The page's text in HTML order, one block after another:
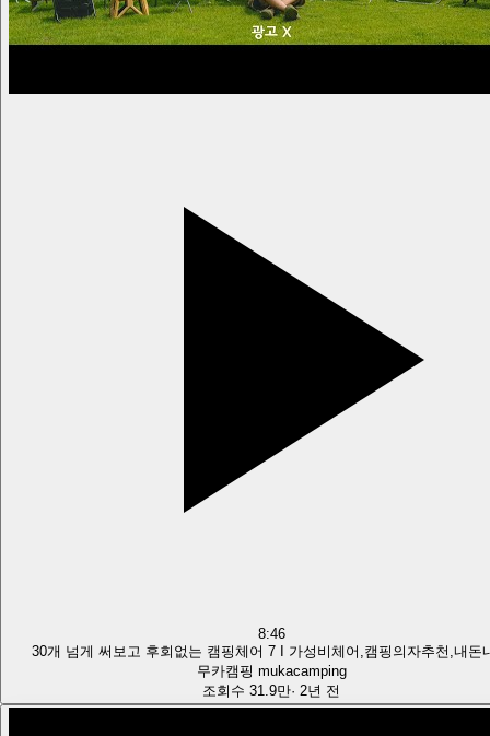
8:46
30개 넘게 써보고 후회없는 캠핑체어 7 I 가성비체어,캠핑의자추천,내돈
무카캠핑 mukacamping
조회수 31.9만· 2년 전